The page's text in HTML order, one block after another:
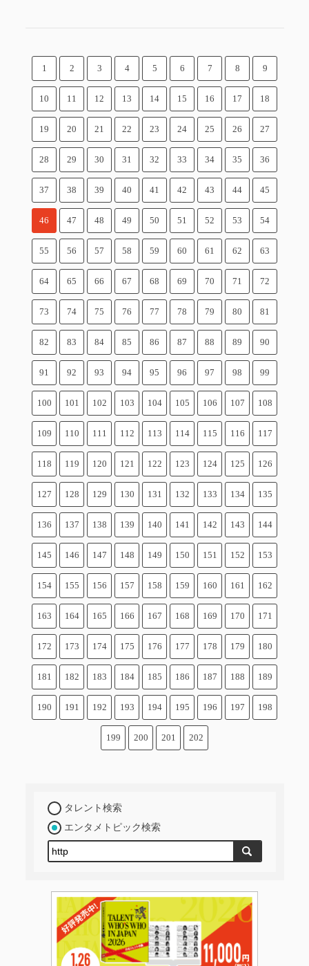
1 2 3 4 5 6 7 8 9
10 11 12 13 14 15 16 17 18
19 20 21 22 23 24 25 26 27
28 29 30 31 32 33 34 35 36
37 38 39 40 41 42 43 44 45
46 47 48 49 50 51 52 53 54
55 56 57 58 59 60 61 62 63
64 65 66 67 68 69 70 71 72
73 74 75 76 77 78 79 80 81
82 83 84 85 86 87 88 89 90
91 92 93 94 95 96 97 98 99
100 101 102 103 104 105 106 107 108
109 110 111 112 113 114 115 116 117
118 119 120 121 122 123 124 125 126
127 128 129 130 131 132 133 134 135
136 137 138 139 140 141 142 143 144
145 146 147 148 149 150 151 152 153
154 155 156 157 158 159 160 161 162
163 164 165 166 167 168 169 170 171
172 173 174 175 176 177 178 179 180
181 182 183 184 185 186 187 188 189
190 191 192 193 194 195 196 197 198
199 200 201 202
タレント検索
エンタメトピック検索